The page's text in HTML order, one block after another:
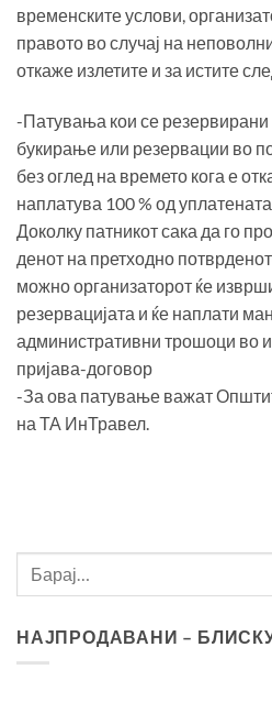
временските услови,
правото во случај на
откаже излетите и за истите
-Патувања кои се резервирани
букирање или резервации во
без оглед на времето кога е
наплатува 100 % од
Доколку патникот сака да го
денот на претходно
можно организаторот ќе
резервацијата и ќе наплати
административни трошоци во
пријава-договор
-За ова патување важат
на ТА ИнТравел.
НАЈПРОДАВАНИ –